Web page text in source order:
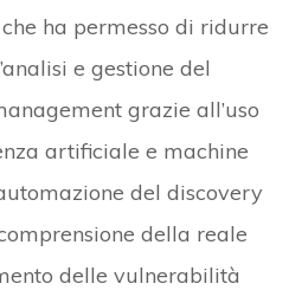
ha permesso di ridurre
e gestione del
grazie all’uso
artificiale e machine
del discovery
della reale
delle vulnerabilità